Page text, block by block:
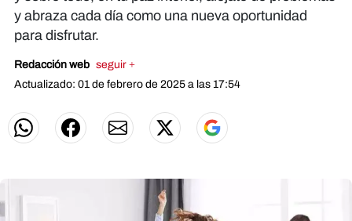
y abraza cada día como una nueva oportunidad
para disfrutar.
Redacción web seguir +
Actualizado: 01 de febrero de 2025 a las 17:54